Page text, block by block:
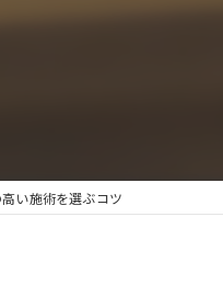
い施術を選ぶコツ